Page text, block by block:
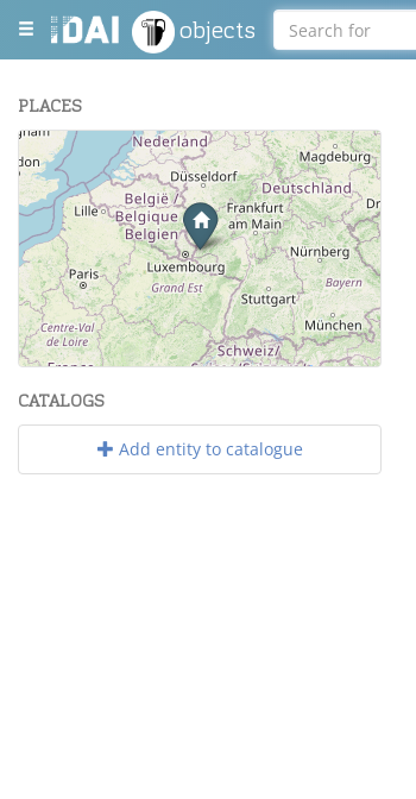
objects
PLACES
+
−
Leaflet| Maps and Data ©OpenStreetMap.
CATALOGS
Add entity to catalogue